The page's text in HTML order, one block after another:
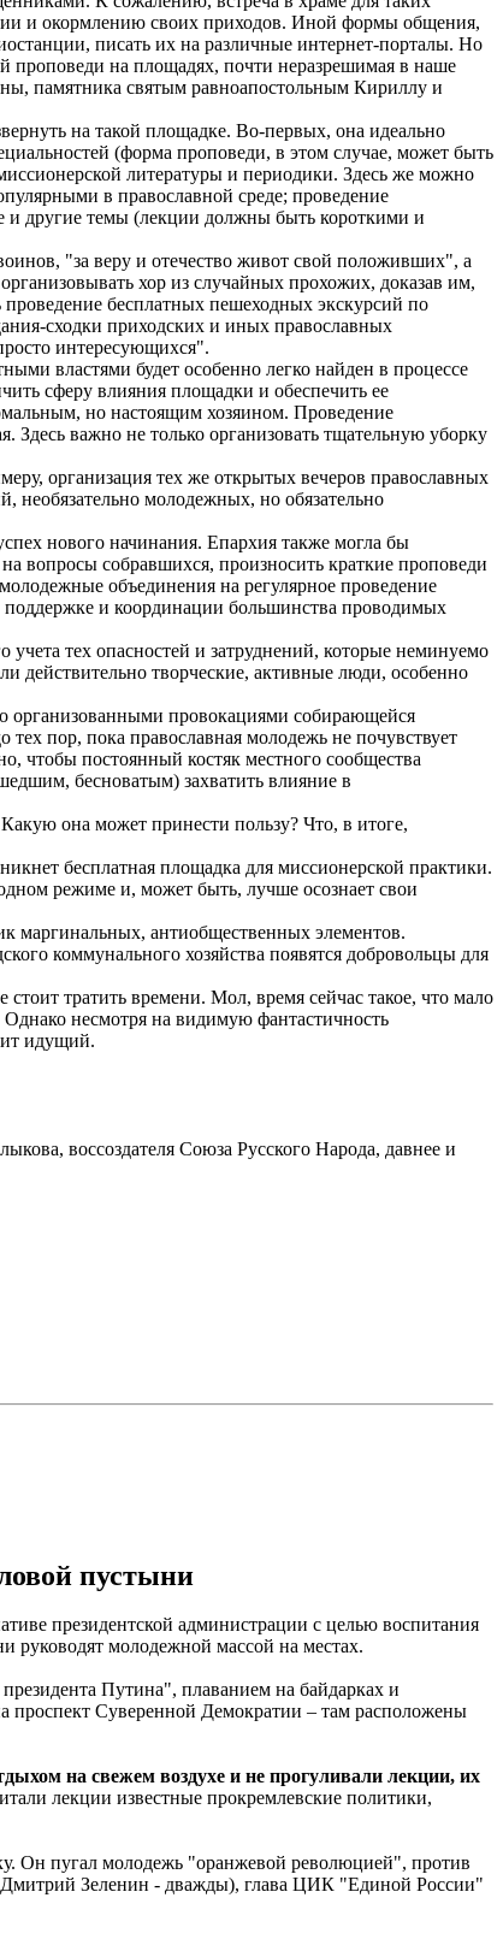
и окормлению своих приходов. Иной формы общения,
писать их на различные интернет-порталы. Но
проповеди на площадях, почти неразрешимая в наше
памятника святым равноапостольным Кириллу и
на такой площадке. Во-первых, она идеально
(форма проповеди, в этом случае, может быть
литературы и периодики. Здесь же можно
в православной среде; проведение
и другие темы (лекции должны быть короткими и
"за веру и отечество живот свой положивших", а
хор из случайных прохожих, доказав им,
бесплатных пешеходных экскурсий по
сходки приходских и иных православных
интересующихся".
властями будет особенно легко найден в процессе
сферу влияния площадки и обеспечить ее
но настоящим хозяином. Проведение
Здесь важно не только организовать тщательную уборку
организация тех же открытых вечеров православных
необязательно молодежных, но обязательно
нового начинания. Епархия также могла бы
вопросы собравшихся, произносить краткие проповеди
объединения на регулярное проведение
и координации большинства проводимых
тех опасностей и затруднений, которые неминуемо
действительно творческие, активные люди, особенно
организованными провокациями собирающейся
пор, пока православная молодежь не почувствует
чтобы постоянный костяк местного сообщества
бесноватым) захватить влияние в
она может принести пользу? Что, в итоге,
бесплатная площадка для миссионерской практики.
режиме и, может быть, лучше осознает свои
маргинальных, антиобщественных элементов.
коммунального хозяйства появятся добровольцы для
тратить времени. Мол, время сейчас такое, что мало
Однако несмотря на видимую фантастичность
идущий.
воссоздателя Союза Русского Народа, давнее и
пустыни
президентской администрации с целью воспитания
руководят молодежной массой на местах.
Путина", плаванием на байдарках и
Суверенной Демократии – там расположены
на свежем воздухе и не прогуливали лекции, их
лекции известные прокремлевские политики,
Он пугал молодежь "оранжевой революцией", против
Дмитрий Зеленин - дважды), глава ЦИК "Единой России"